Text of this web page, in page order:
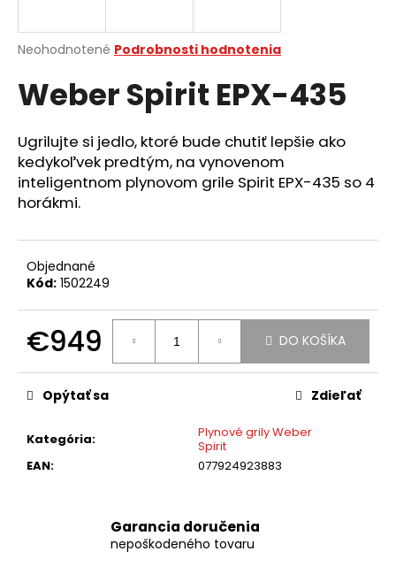
Priemerné
produktu
je
z
5
hviezdičiek.
Neohodnotené Podrobnosti hodnotenia
Weber Spirit EPX-435
Ugrilujte si jedlo, ktoré bude chutiť lepšie ako
kedykoľvek predtým, na vynovenom
inteligentnom plynovom grile Spirit EPX-435 so 4
horákmi.
Objednané
Kód: 1502249
€949
cena:
DO KOŠÍKA
Kategória:
Plynové grily Weber
Spirit
EAN: 077924923883
Opýtať sa Zdieľať
Garancia doručenia
nepoškodeného tovaru
j
ť
?
O
o
ú
č
m
e